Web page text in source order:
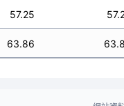
57.25
63.86